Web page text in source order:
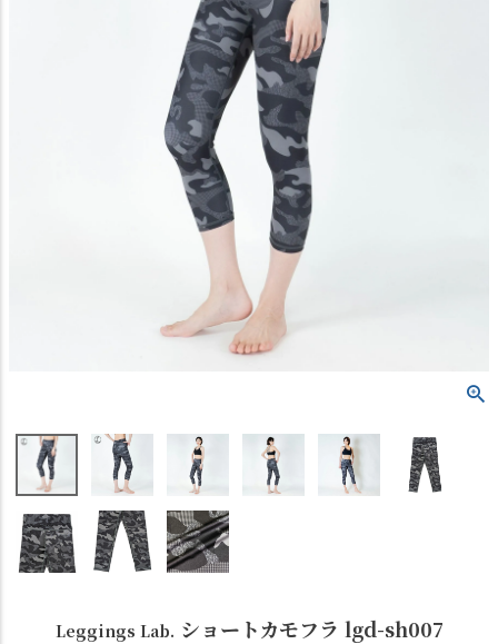
Leggings Lab. ショートカモフラ lgd-sh007